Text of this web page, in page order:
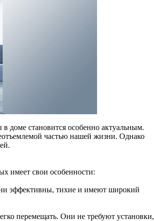
доме становится особенно актуальным.
частью нашей жизни. Однако
имеет свои особенности:
эффективны, тихие и имеют широкий
перемещать. Они не требуют установки,